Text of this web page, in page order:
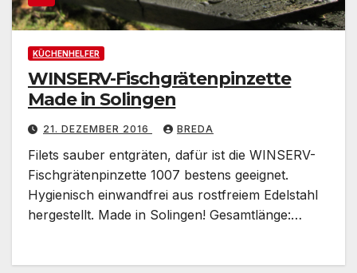
KÜCHENHELFER
WINSERV-Fischgrätenpinzette
Made in Solingen
21. DEZEMBER 2016 BREDA
Filets sauber entgräten, dafür ist die WINSERV-
Fischgrätenpinzette 1007 bestens geeignet.
Hygienisch einwandfrei aus rostfreiem Edelstahl
hergestellt. Made in Solingen! Gesamtlänge:…